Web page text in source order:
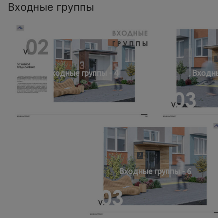
Входные группы
Входные группы - 4
Входные группы - 6